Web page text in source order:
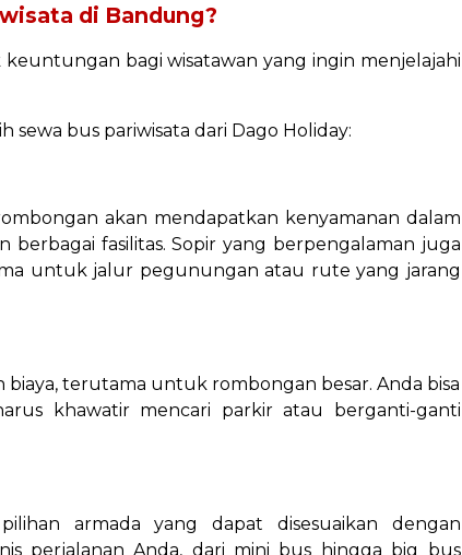
di Bandung?
bagi wisatawan yang ingin menjelajahi
sewa bus pariwisata dari Dago Holiday:
akan mendapatkan kenyamanan dalam
fasilitas. Sopir yang berpengalaman juga
untuk jalur pegunungan atau rute yang jarang
biaya, terutama untuk rombongan besar. Anda bisa
khawatir mencari parkir atau berganti-ganti
armada yang dapat disesuaikan dengan
perjalanan Anda, dari mini bus hingga big bus